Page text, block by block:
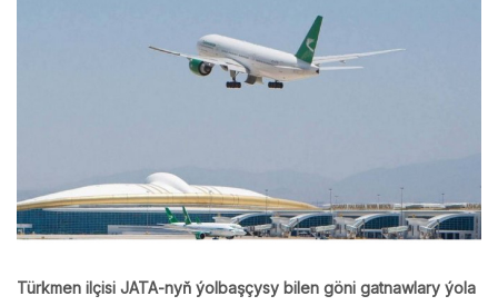
Türkmen ilçisi JATA-nyň ýolbaşçysy bilen göni gatnawlary ýola